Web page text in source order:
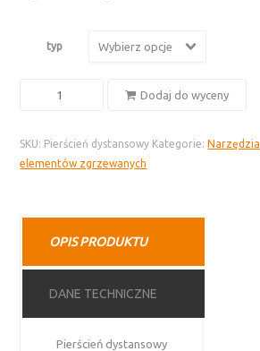
typ Wybierz opcje
do
elementów
Dodaj do wyceny
SKU: Pierścień dystansowy Kategorie:Narzędzia
elementów zgrzewanych
OPIS PRODUKTU
DANE TECHNICZNE
Pierścień dystansowy